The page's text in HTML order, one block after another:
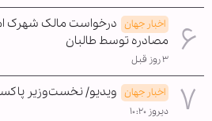
اخبار جهان درخواست مالک شهرک
مصادره توسط طالبان
۳ روز قبل
اخبار جهان ویدیو/ نخست‌وزیر
دیروز ۱۰:۲۰